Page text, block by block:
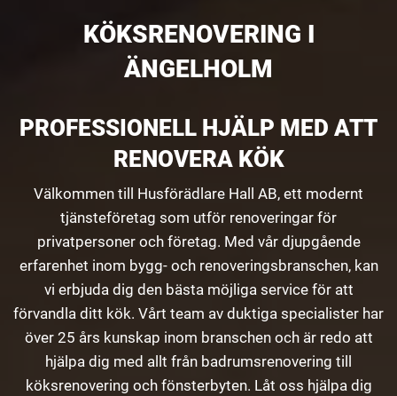
KÖKSRENOVERING I
ÄNGELHOLM
PROFESSIONELL HJÄLP MED ATT
RENOVERA KÖK
Välkommen till Husförädlare Hall AB, ett modernt
tjänsteföretag som utför renoveringar för
privatpersoner och företag. Med vår djupgående
erfarenhet inom bygg- och renoveringsbranschen, kan
vi erbjuda dig den bästa möjliga service för att
förvandla ditt kök. Vårt team av duktiga specialister har
över 25 års kunskap inom branschen och är redo att
hjälpa dig med allt från badrumsrenovering till
köksrenovering och fönsterbyten. Låt oss hjälpa dig